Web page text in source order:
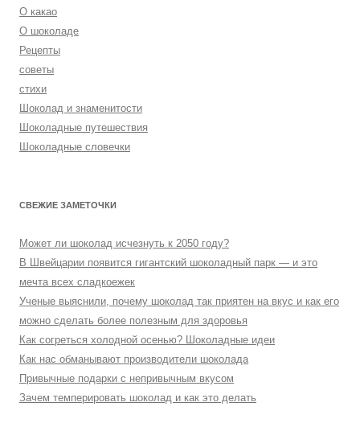
О какао
О шоколаде
Рецепты
советы
стихи
Шоколад и знаменитости
Шоколадные путешествия
Шоколадные словечки
СВЕЖИЕ ЗАМЕТОЧКИ
Может ли шоколад исчезнуть к 2050 году?
В Швейцарии появится гигантский шоколадный парк — и это
мечта всех сладкоежек
Ученые выяснили, почему шоколад так приятен на вкус и как его
можно сделать более полезным для здоровья
Как согреться холодной осенью? Шоколадные идеи
Как нас обманывают производители шоколада
Привычные подарки с непривычным вкусом
Зачем темперировать шоколад и как это делать